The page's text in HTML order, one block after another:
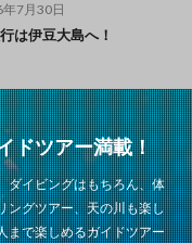
7月30日
は伊豆大島へ！
ドツアー満載！
ダイビングはもちろん、体
ングツアー、天の川も楽し
まで楽しめるガイドツアー